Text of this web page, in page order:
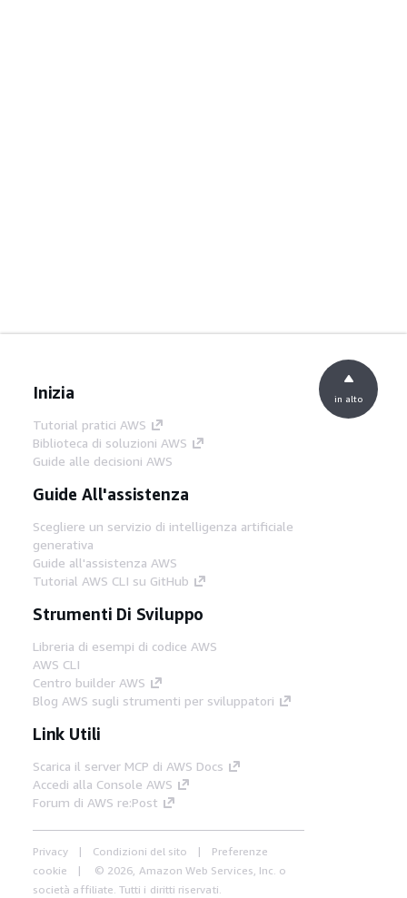
Inizia
Tutorial pratici AWS
Biblioteca di soluzioni AWS
Guide alle decisioni AWS
Guide All'assistenza
Scegliere un servizio di intelligenza artificiale
generativa
Guide all'assistenza AWS
Tutorial AWS CLI su GitHub
Strumenti Di Sviluppo
Libreria di esempi di codice AWS
AWS CLI
Centro builder AWS
Blog AWS sugli strumenti per sviluppatori
Link Utili
Scarica il server MCP di AWS Docs
Accedi alla Console AWS
Forum di AWS re:Post
Privacy Condizioni del sito
Preferenze
cookie
© 2026, Amazon Web Services, Inc. o
società affiliate. Tutti i diritti riservati.
in alto